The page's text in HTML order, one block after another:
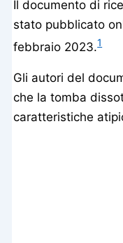
Il documento di
stato pubblicato
febbraio 2023.1
Gli autori del
che la tomba
caratteristiche